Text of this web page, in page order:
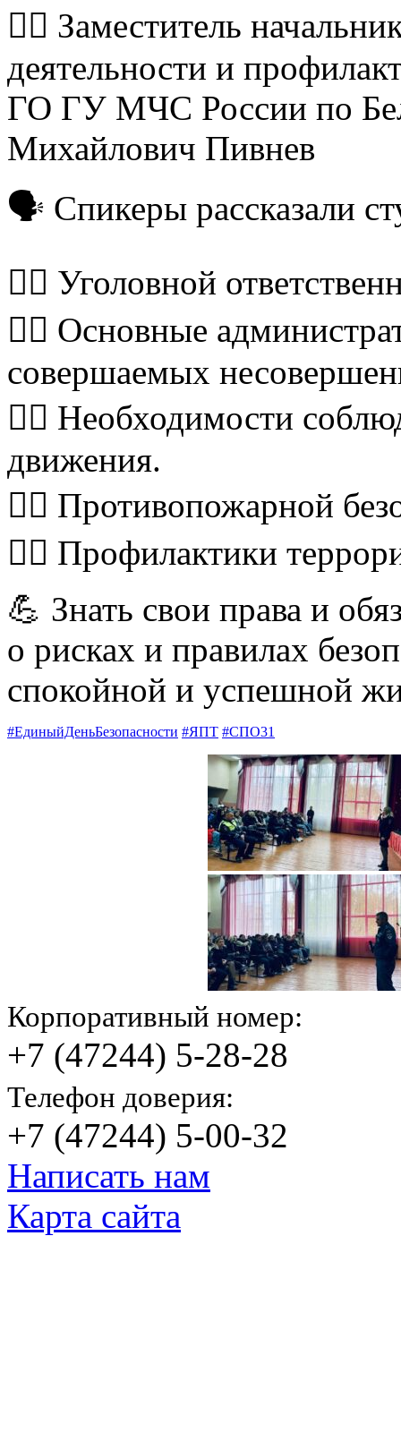
👮‍♂ Заместитель
деятельности и
ГО ГУ МЧС России по
Михайлович Пивнев
🗣 Спикеры рассказали
☝🏻 Уголовной
☝🏻 Основные
совершаемых
☝🏻 Необходимости
движения.
☝🏻 Противопожарной
☝🏻 Профилактики
💪 Знать свои права и
о рисках и правилах
спокойной и успешной
#ЕдиныйДеньБезопасности #ЯПТ #СПО31
Корпоративный номер:
+7 (47244) 5-28-28
Телефон доверия:
+7 (47244) 5-00-32
Написать нам
Карта сайта